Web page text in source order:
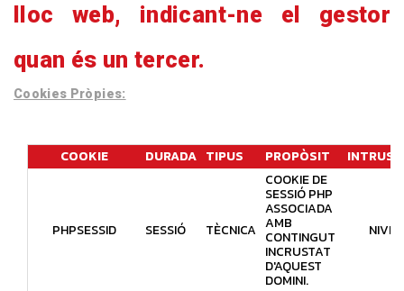
lloc web, indicant-ne el gestor
quan és un tercer.
Cookies Pròpies:
COOKIE DURADA TIPUS PROPÒSIT
PHPSESSID SESSIÓ TÈCNICA
COOKIE DE
SESSIÓ PHP
ASSOCIADA
AMB
CONTINGUT
INCRUSTAT
D'AQUEST
DOMINI.